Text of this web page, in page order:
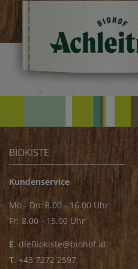
BIOKISTE
Kundenservice
Mo - Do: 8.00 - 16.00 Uhr
Fr: 8.00 - 15.00 Uhr
E. dieBiokiste@biohof.at
T. +43 7272 2597